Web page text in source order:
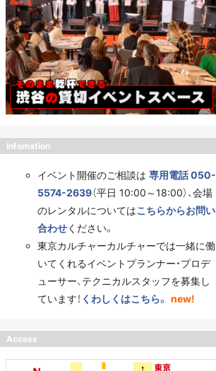
Infomation
イベント開催のご相談は 専用電話 050-
5574-2639（平日 10:00～18:00）、会場
のレンタルについてはこちらからお問い
合わせください。
東京カルチャーカルチャーでは一緒に働
いてくれるイベントプランナー・プロデ
ューサー、テクニカルスタッフを募集し
ています！ くわしくはこちら。 new!
Access